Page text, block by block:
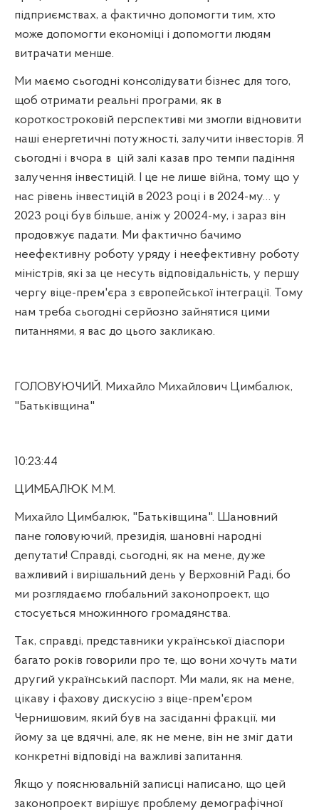
підприємствах, а фактично допомогти тим, хто
може допомогти економіці і допомогти людям
витрачати менше.
Ми маємо сьогодні консолідувати бізнес для того,
щоб отримати реальні програми, як в
короткостроковій перспективі ми змогли відновити
наші енергетичні потужності, залучити інвесторів. Я
сьогодні і вчора в цій залі казав про темпи падіння
залучення інвестицій. І це не лише війна, тому що у
нас рівень інвестицій в 2023 році і в 2024-му… у
2023 році був більше, аніж у 20024-му, і зараз він
продовжує падати. Ми фактично бачимо
неефективну роботу уряду і неефективну роботу
міністрів, які за це несуть відповідальність, у першу
чергу віце-прем'єра з європейської інтеграції. Тому
нам треба сьогодні серйозно зайнятися цими
питаннями, я вас до цього закликаю.
ГОЛОВУЮЧИЙ. Михайло Михайлович Цимбалюк,
"Батьківщина"
10:23:44
ЦИМБАЛЮК М.М.
Михайло Цимбалюк, "Батьківщина". Шановний
пане головуючий, президія, шановні народні
депутати! Справді, сьогодні, як на мене, дуже
важливий і вирішальний день у Верховній Раді, бо
ми розглядаємо глобальний законопроект, що
стосується множинного громадянства.
Так, справді, представники української діаспори
багато років говорили про те, що вони хочуть мати
другий український паспорт. Ми мали, як на мене,
цікаву і фахову дискусію з віце-прем'єром
Чернишовим, який був на засіданні фракції, ми
йому за це вдячні, але, як не мене, він не зміг дати
конкретні відповіді на важливі запитання.
Якщо у пояснювальній записці написано, що цей
законопроект вирішує проблему демографічної